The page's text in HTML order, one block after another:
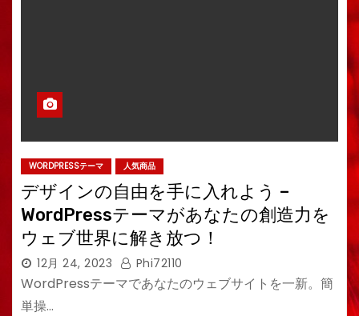
WORDPRESSテーマ 人気商品
デザインの自由を手に入れよう –
WordPressテーマがあなたの創造力を
ウェブ世界に解き放つ！
12月 24, 2023 Phi72110
WordPressテーマであなたのウェブサイトを一新。簡
単操…